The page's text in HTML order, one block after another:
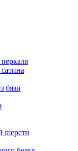
бязи
шерсти